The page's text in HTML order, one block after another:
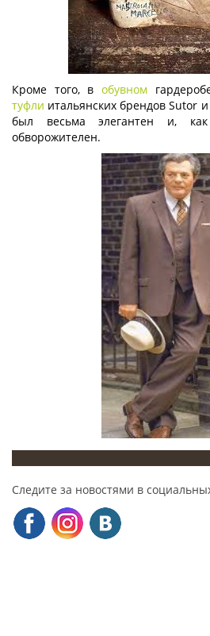
Кроме того, в обувном
туфли итальянских брендов Sutor
был весьма элегантен и,
обворожителен.
Следите за новостями в